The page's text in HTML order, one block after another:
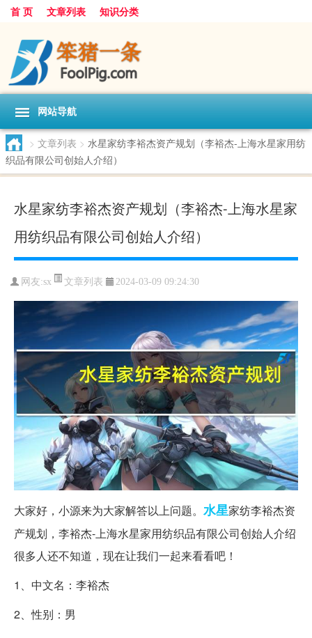
首 页 文章列表 知识分类
网站导航
> 文章列表 > 水星家纺李裕杰资产规划（李裕杰-上海水星家用纺
织品有限公司创始人介绍）
水星家纺李裕杰资产规划（李裕杰-上海水星家
用纺织品有限公司创始人介绍）
网友:sx 文章列表 2024-03-09 09:24:30
大家好，小源来为大家解答以上问题。 水星家纺李裕杰资
产规划，李裕杰-上海水星家用纺织品有限公司创始人介绍
很多人还不知道，现在让我们一起来看看吧！
1、中文名：李裕杰
2、性别：男